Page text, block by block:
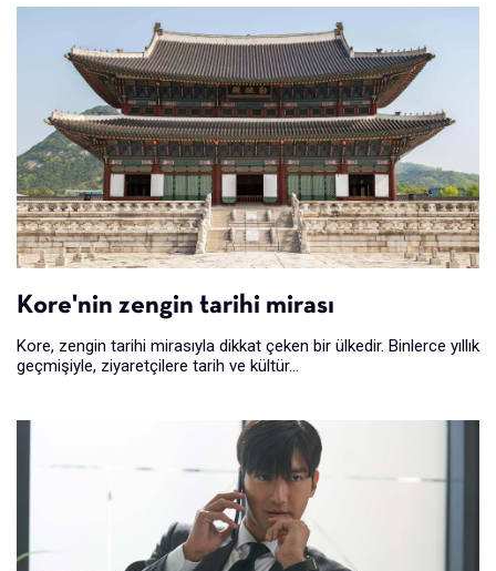
Kore'nin zengin tarihi mirası
Kore, zengin tarihi mirasıyla dikkat çeken bir ülkedir. Binlerce yıllık
geçmişiyle, ziyaretçilere tarih ve kültür...